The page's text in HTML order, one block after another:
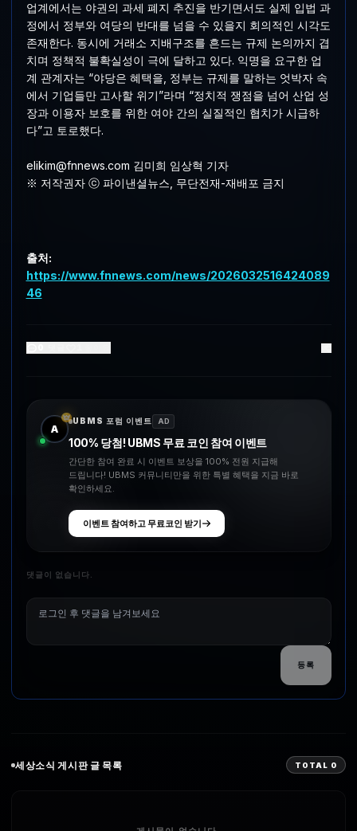
업계에서는 야권의 과세 폐지 추진을 반기면서도 실제 입법 과
정에서 정부와 여당의 반대를 넘을 수 있을지 회의적인 시각도
존재한다. 동시에 거래소 지배구조를 흔드는 규제 논의까지 겹
치며 정책적 불확실성이 극에 달하고 있다. 익명을 요구한 업
계 관계자는 “야당은 혜택을, 정부는 규제를 말하는 엇박자 속
에서 기업들만 고사할 위기”라며 “정치적 쟁점을 넘어 산업 성
장과 이용자 보호를 위한 여야 간의 실질적인 협치가 시급하
다”고 토로했다.
elikim@fnnews.com 김미희 임상혁 기자
※ 저작권자 ⓒ 파이낸셜뉴스, 무단전재-재배포 금지
출처:
https://www.fnnews.com/news/2026032516424089
46
A
UBMS 포럼 이벤트 AD
100% 당첨! UBMS 무료 코인 참여 이벤트
간단한 참여 완료 시 이벤트 보상을 100% 전원 지급해
드립니다! UBMS 커뮤니티만을 위한 특별 혜택을 지금 바로
확인하세요.
이벤트 참여하고 무료코인 받기
댓글이 없습니다.
등록
세상소식 게시판 글 목록 TOTAL 0